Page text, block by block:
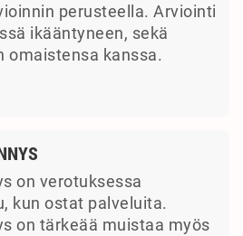
perusteella. Arviointi
ikääntyneen, sekä
omaistensa kanssa.
on verotuksessa
kun ostat palveluita.
on tärkeää muistaa myös